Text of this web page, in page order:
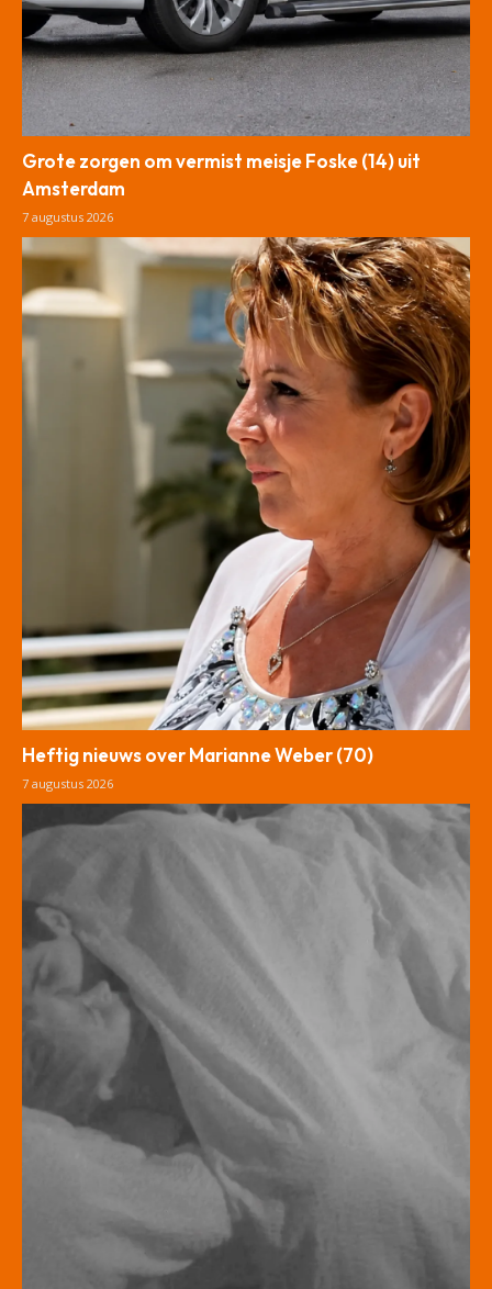
Grote zorgen om vermist meisje Foske (14) uit
Amsterdam
7 augustus 2026
Heftig nieuws over Marianne Weber (70)
7 augustus 2026